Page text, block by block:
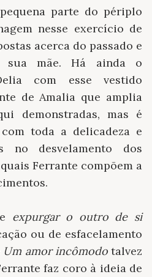
parte do périplo
nesse exercício de
acerca do passado e
mãe. Há ainda o
com esse vestido
de Amalia que amplia
demonstradas, mas é
toda a delicadeza e
no desvelamento dos
Ferrante compõem a
expurgar o outro de si
ou de esfacelamento
Um amor incômodotalvez
faz coro à ideia de